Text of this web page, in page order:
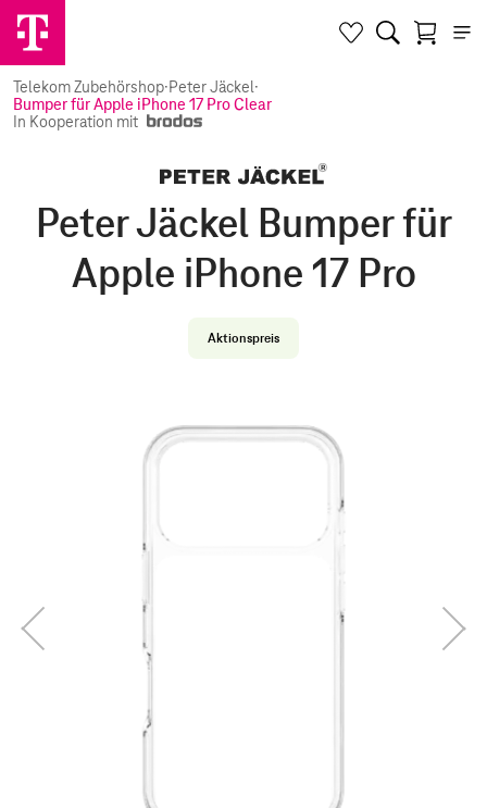
Telekom Zubehörshop·Peter Jäckel·
Bumper für Apple iPhone 17 Pro Clear
In Kooperation mit
Peter Jäckel Bumper für
Apple iPhone 17 Pro
Aktionspreis